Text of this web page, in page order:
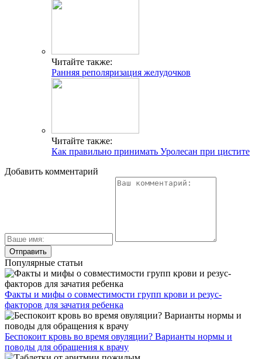
Читайте также:
Ранняя реполяризация желудочков
Читайте также:
Как правильно принимать Уролесан при цистите
Добавить комментарий
Популярные статьи
Факты и мифы о совместимости групп крови и резус-
факторов для зачатия ребенка
Беспокоит кровь во время овуляции? Варианты нормы и
поводы для обращения к врачу